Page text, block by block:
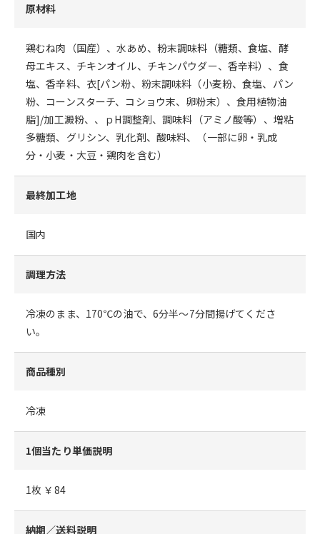
原材料
鶏むね肉（国産）、水あめ、粉末調味料（糖類、食塩、酵
母エキス、チキンオイル、チキンパウダー、香辛料）、食
塩、香辛料、衣[パン粉、粉末調味料（小麦粉、食塩、パン
粉、コーンスターチ、コショウ末、卵粉末）、食用植物油
脂]/加工澱粉、、ｐH調整剤、調味料（アミノ酸等）、増粘
多糖類、グリシン、乳化剤、酸味料、（一部に卵・乳成
分・小麦・大豆・鶏肉を含む）
最終加工地
国内
調理方法
冷凍のまま、170℃の油で、6分半～7分間揚げてくださ
い。
商品種別
冷凍
1個当たり単価説明
1枚 ￥84
納期／送料説明